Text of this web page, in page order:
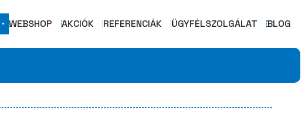
WEBSHOP AKCIÓK REFERENCIÁK ÜGYFÉLSZOLGÁLAT BLOG